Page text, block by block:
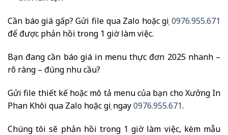
Cần báo giá gấp? Gửi file qua Zalo hoặc gọi 0976.955.671
để được phản hồi trong 1 giờ làm việc.
Bạn đang cần báo giá in menu thực đơn 2025 nhanh –
rõ ràng – đúng nhu cầu?
Gửi file thiết kế hoặc mô tả menu của bạn cho Xưởng In
Phan Khôi qua Zalo hoặc gọi ngay0976.955.671.
Chúng tôi sẽ phản hồi trong 1 giờ làm việc, kèm mẫu